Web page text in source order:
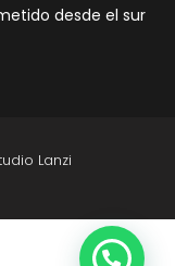
desde el sur
Lanzi